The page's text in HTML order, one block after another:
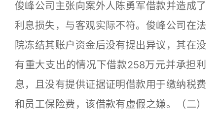
俊峰公司主张向案外人陈勇军借款并造成了
利息损失，与客观实际不符。俊峰公司在法
院冻结其账户资金后没有提出异议，其在没
有重大支出的情况下借款258万元并承担利
息，且没有提供证据证明借款用于缴纳税费
和员工保险费，该借款有虚假之嫌。（二）